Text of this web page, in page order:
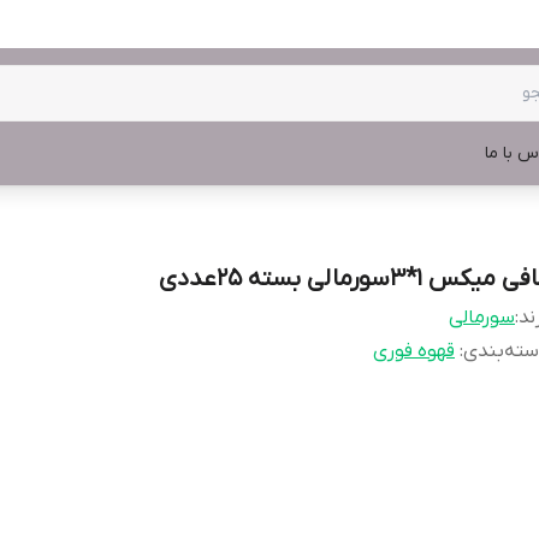
با ما
میکس 1*3سورمالی بسته 25عددی
سورمالی
: قهوه فوری